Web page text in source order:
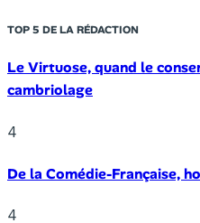
TOP 5 DE LA RÉDACTION
Le Virtuose, quand le
cambriolage
4
De la Comédie-Française,
4